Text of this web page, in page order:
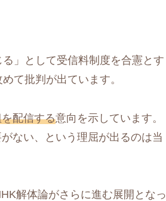
」として受信料制度を合憲とす
て批判が出ています。
配信する意向を示しています。
ない、という理屈が出るのは当
解体論がさらに進む展開となっ